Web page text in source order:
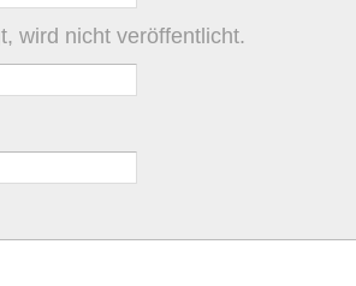
wird nicht veröffentlicht.